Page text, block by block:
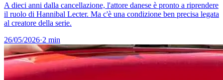
A dieci anni dalla cancellazione, l'attore danese è pronto a riprendere
il ruolo di Hannibal Lecter. Ma c'è una condizione ben precisa legata
al creatore della serie.
26/05/2026·2 min